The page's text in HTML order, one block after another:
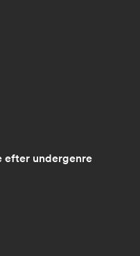
efter undergenre